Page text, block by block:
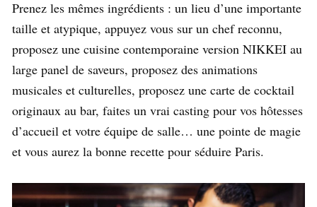
Prenez les mêmes ingrédients : un lieu d’une importante
taille et atypique, appuyez vous sur un chef reconnu,
proposez une cuisine contemporaine version NIKKEI au
large panel de saveurs, proposez des animations
musicales et culturelles, proposez une carte de cocktail
originaux au bar, faites un vrai casting pour vos hôtesses
d’accueil et votre équipe de salle… une pointe de magie
et vous aurez la bonne recette pour séduire Paris.